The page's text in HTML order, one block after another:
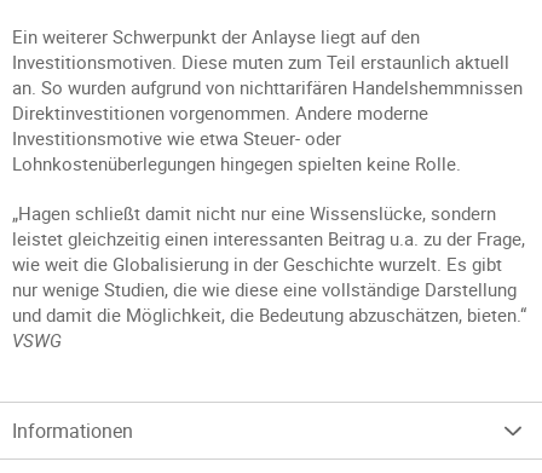
Ein weiterer Schwerpunkt der Anlayse liegt auf den
Investitionsmotiven. Diese muten zum Teil erstaunlich aktuell
an. So wurden aufgrund von nichttarifären Handelshemmnissen
Direktinvestitionen vorgenommen. Andere moderne
Investitionsmotive wie etwa Steuer- oder
Lohnkostenüberlegungen hingegen spielten keine Rolle.
„Hagen schließt damit nicht nur eine Wissenslücke, sondern
leistet gleichzeitig einen interessanten Beitrag u.a. zu der Frage,
wie weit die Globalisierung in der Geschichte wurzelt. Es gibt
nur wenige Studien, die wie diese eine vollständige Darstellung
und damit die Möglichkeit, die Bedeutung abzuschätzen, bieten.“
VSWG
Informationen